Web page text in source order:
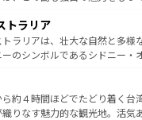
ーオーリンズでは、音楽と美
力。旅行者はアメリカの各地
がら、その多様性と豊かな歴史
贅沢な旅のスタイルだ。 なお、新着のアメリカ
コンテンツ一覧を参照してほし
見逃せない。また、定番の観
静かな自然を求めるならマウ
め。エメラルドグリーンに輝く
てなしの心で訪れる人々を迎
おいしいローカルフードやハワ
統的なフラダンスなど、すべて
トラリア
ラリアは、壮大な自然と多様
ーのシンボルであるシドニー・
フや大陸中央部にそびえるウ
タスマニアの美しい原生林やケ
どころがたくさん。また、カフ
ら約４時間ほどでたどり着く台
織りなす魅力的な観光地。活気